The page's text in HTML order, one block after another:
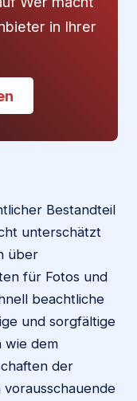
in Ihrer
Bestandteil
unterschätzt
über
für Fotos und
beachtliche
und sorgfältige
wie dem
der
vorausschauende